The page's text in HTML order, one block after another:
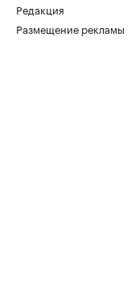
Редакция
Размещение рекламы